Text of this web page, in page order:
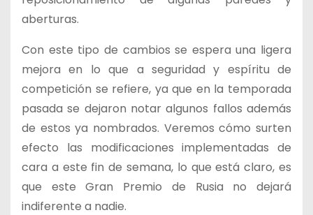
aberturas.
Con este tipo de cambios se espera una ligera
mejora en lo que a seguridad y espíritu de
competición se refiere, ya que en la temporada
pasada se dejaron notar algunos fallos además
de estos ya nombrados. Veremos cómo surten
efecto las modificaciones implementadas de
cara a este fin de semana, lo que está claro, es
que este Gran Premio de Rusia no dejará
indiferente a nadie.